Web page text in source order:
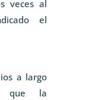
veces al
el
a largo
que la